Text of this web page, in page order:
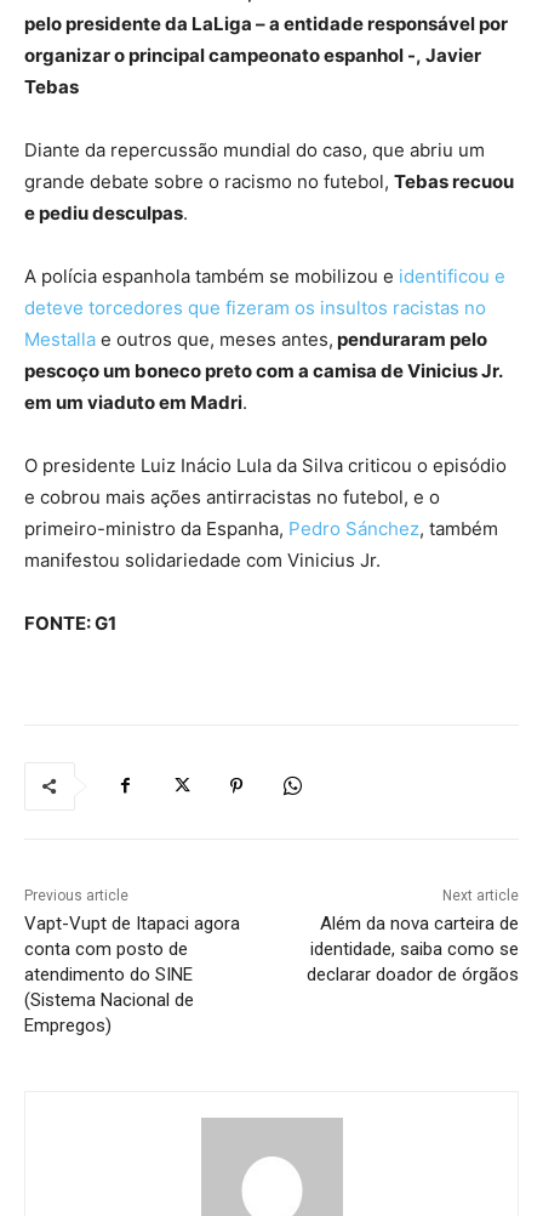
pelo presidente da LaLiga – a entidade responsável por
organizar o principal campeonato espanhol -, Javier
Tebas
Diante da repercussão mundial do caso, que abriu um
grande debate sobre o racismo no futebol, Tebas recuou
e pediu desculpas.
A polícia espanhola também se mobilizou e identificou e
deteve torcedores que fizeram os insultos racistas no
Mestalla e outros que, meses antes, penduraram pelo
pescoço um boneco preto com a camisa de Vinicius Jr.
em um viaduto em Madri.
O presidente Luiz Inácio Lula da Silva criticou o episódio
e cobrou mais ações antirracistas no futebol, e o
primeiro-ministro da Espanha, Pedro Sánchez, também
manifestou solidariedade com Vinicius Jr.
FONTE: G1
Previous article
Vapt-Vupt de Itapaci agora
conta com posto de
atendimento do SINE
(Sistema Nacional de
Empregos)
Next article
Além da nova carteira de
identidade, saiba como se
declarar doador de órgãos